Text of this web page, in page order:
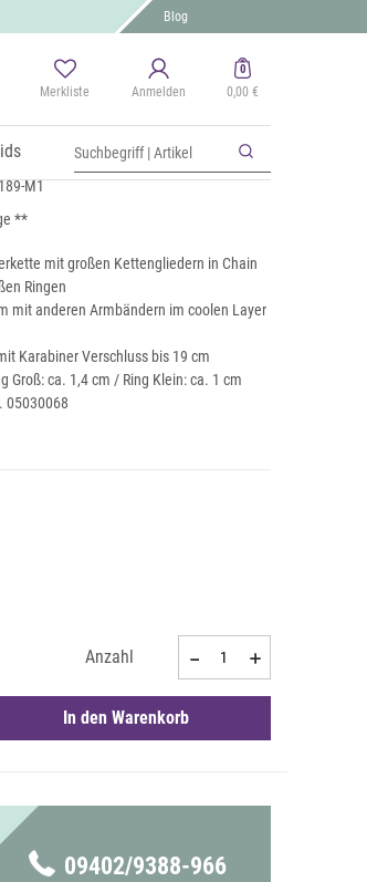
Blog
Merkliste Anmelden
0
0,00 €
mit Ring Anhängern
M1
**
mit großen Kettengliedern in Chain
Ringen
mit anderen Armbändern im coolen Layer
Karabiner Verschluss bis 19 cm
Groß: ca. 1,4 cm / Ring Klein: ca. 1 cm
05030068
Anzahl
In den Warenkorb
09402/9388-966